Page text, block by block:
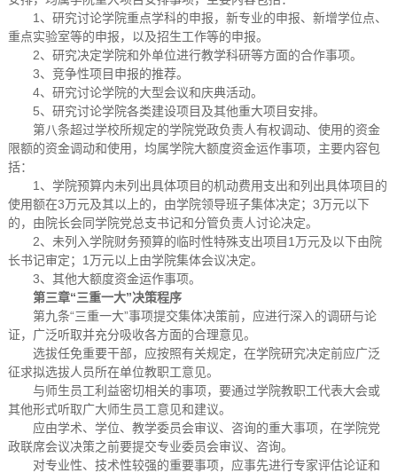
1、研究讨论学院重点学科的申报，新专业的申报、新增学位点、
重点实验室等的申报，以及招生工作等的申报。
2、研究决定学院和外单位进行教学科研等方面的合作事项。
3、竞争性项目申报的推荐。
4、研究讨论学院的大型会议和庆典活动。
5、研究讨论学院各类建设项目及其他重大项目安排。
第八条超过学校所规定的学院党政负责人有权调动、使用的资金
限额的资金调动和使用，均属学院大额度资金运作事项，主要内容包
括：
1、学院预算内未列出具体项目的机动费用支出和列出具体项目的
使用额在3万元及其以上的，由学院领导班子集体决定；3万元以下
的，由院长会同学院党总支书记和分管负责人讨论决定。
2、未列入学院财务预算的临时性特殊支出项目1万元及以下由院
长书记审定；1万元以上由学院集体会议决定。
3、其他大额度资金运作事项。
第三章“三重一大”决策程序
第九条“三重一大”事项提交集体决策前，应进行深入的调研与论
证，广泛听取并充分吸收各方面的合理意见。
选拔任免重要干部，应按照有关规定，在学院研究决定前应广泛
征求拟选拔人员所在单位教职工意见。
与师生员工利益密切相关的事项，要通过学院教职工代表大会或
其他形式听取广大师生员工意见和建议。
应由学术、学位、教学委员会审议、咨询的重大事项，在学院党
政联席会议决策之前要提交专业委员会审议、咨询。
对专业性、技术性较强的重要事项，应事先进行专家评估论证和